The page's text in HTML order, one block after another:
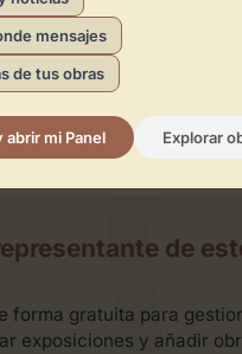
Leaflet | ©
de
forma gratuita para
exposiciones y añadir
mensajes
de tus obras
mi Panel Explorar